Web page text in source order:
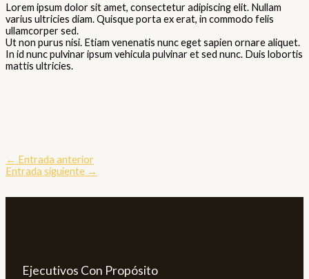
Lorem ipsum dolor sit amet, consectetur adipiscing elit. Nullam
varius ultricies diam. Quisque porta ex erat, in commodo felis
ullamcorper sed.
Ut non purus nisi. Etiam venenatis nunc eget sapien ornare aliquet.
In id nunc pulvinar ipsum vehicula pulvinar et sed nunc. Duis lobortis
mattis ultricies.
← Entrada anterior
Entrada siguiente →
Ejecutivos Con Propósito